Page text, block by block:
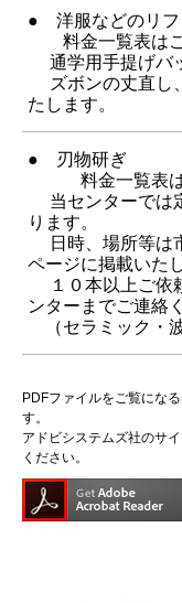
● 洋服など
料金一覧表は
通学用手提げバ
ズボンの丈直し
たします。
●
料金一覧表
当センターでは
ります。
日時、場所等は
ページに掲載いた
１０本以上ご依
ンターまでご連絡
（セラミック・
PDFファイルをご覧にな
す。
アドビシステムズ社のサ
ください。